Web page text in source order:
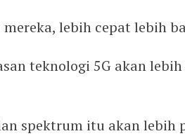
lebih cepat lebih
teknologi 5G akan
spektrum itu akan lebih